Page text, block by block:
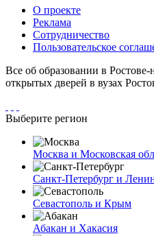
О проекте
Реклама
Сотрудничество
Пользовательское
Все об образовании в
открытых дверей в вузах
Выберите регион
Москва и Московская
Санкт-Петербург и
Севастополь и Крым
Абакан и Хакасия